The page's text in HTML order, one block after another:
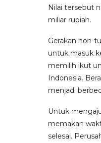
Nilai tersebut
miliar rupiah.
Gerakan non-
untuk masuk
memilih ikut
Indonesia.
menjadi
Untuk
memakan
selesai.